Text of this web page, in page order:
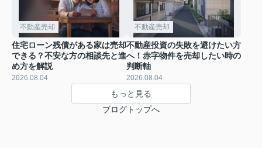
不動産売却
住宅ローン残債がある家は売却
できる？不安な方の相談先と進
め方を解説
2026.08.04
不動産売却
不動産投資の失敗を避けたい方
へ！赤字物件を売却したい時の
判断軸
2026.08.04
もっと見る
ブログトップへ